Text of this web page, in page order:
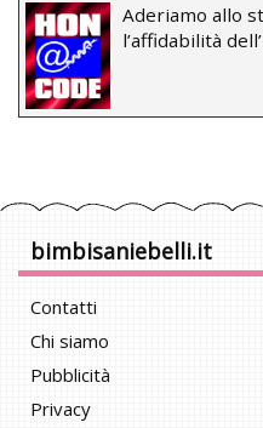
Aderiamo allo
l’affidabilità
bimbisaniebelli.it
Contatti
Chi siamo
Pubblicità
Privacy